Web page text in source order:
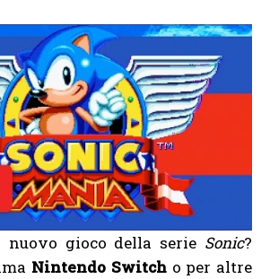
nuovo gioco della serie Sonic?
Nintendo Switcho per altre